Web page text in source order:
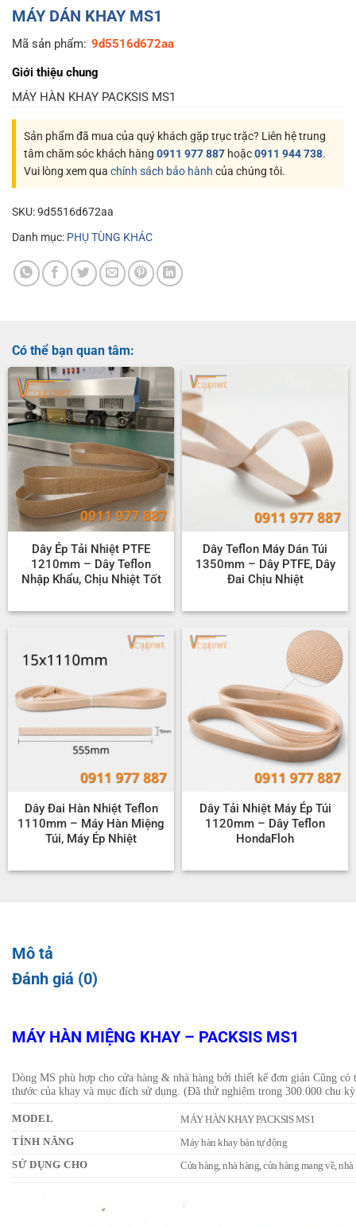
MÁY DÁN KHAY MS1
Mã sản phẩm: 9d5516d672aa
Giới thiệu chung
MÁY HÀN KHAY PACKSIS MS1
Sản phẩm đã mua của quý khách gặp trục trặc? Liên hệ trung
tâm chăm sóc khách hàng 0911 977 887 hoặc0911 944 738.
Vui lòng xem qua chính sách bảo hành của chúng tôi.
SKU:9d5516d672aa
Danh mục: PHỤ TÙNG KHÁC
Có thể bạn quan tâm:
Dây Ép Tải Nhiệt PTFE
1210mm – Dây Teflon
Nhập Khẩu, Chịu Nhiệt Tốt
Dây Teflon Máy Dán Túi
1350mm – Dây PTFE, Dây
Đai Chịu Nhiệt
Dây Đai Hàn Nhiệt Teflon
1110mm – Máy Hàn Miệng
Túi, Máy Ép Nhiệt
Dây Tải Nhiệt Máy Ép Túi
1120mm – Dây Teflon
HondaFloh
Mô tả
Đánh giá (0)
MÁY HÀN MIỆNG KHAY – PACKSIS MS1
Dòng MS phù hợp cho cửa hàng & nhà hàng bởi thiết kế đơn giản Cũng
thước của khay và mục đích sử dụng. (Đã thử nghiệm trong 300.000 chu
MODEL
MÁY HÀN KHAY PACKSIS MS1
TÍNH NĂNG
Máy hàn khay bán tự động
SỬ DỤNG CHO
Cửa hàng, nhà hàng, cửa hàng mang về,